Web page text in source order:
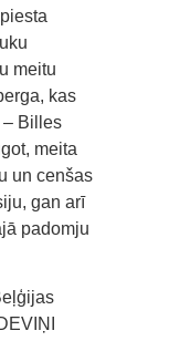
meitu
kas
– Billes
meita
un cenšas
gan arī
padomju